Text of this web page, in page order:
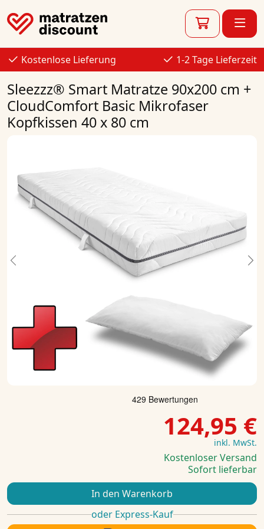
Kostenlose Lieferung 1-2 Tage Lieferzeit
Sleezzz® Smart Matratze 90x200 cm +
CloudComfort Basic Mikrofaser
Kopfkissen 40 x 80 cm
Previous
124,95 €
inkl. MwSt.
Kostenloser Versand
Sofort lieferbar
In den Warenkorb
oder Express-Kauf